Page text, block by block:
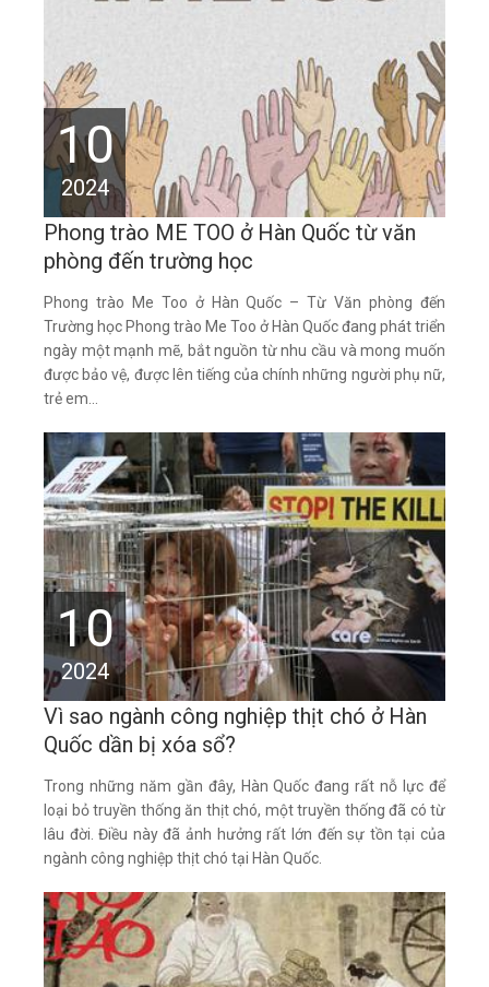
10
2024
Phong trào ME TOO ở Hàn Quốc từ văn
phòng đến trường học
Phong trào Me Too ở Hàn Quốc – Từ Văn phòng đến
Trường học Phong trào Me Too ở Hàn Quốc đang phát triển
ngày một mạnh mẽ, bắt nguồn từ nhu cầu và mong muốn
được bảo vệ, được lên tiếng của chính những người phụ nữ,
trẻ em...
10
2024
Vì sao ngành công nghiệp thịt chó ở Hàn
Quốc dần bị xóa sổ?
Trong những năm gần đây, Hàn Quốc đang rất nỗ lực để
loại bỏ truyền thống ăn thịt chó, một truyền thống đã có từ
lâu đời. Điều này đã ảnh hưởng rất lớn đến sự tồn tại của
ngành công nghiệp thịt chó tại Hàn Quốc.